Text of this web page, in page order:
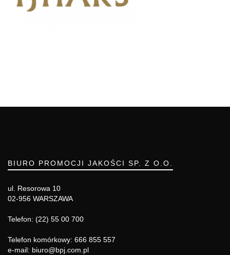
BIURO PROMOCJI JAKOŚCI SP. Z O.O.
ul. Resorowa 10
02-956 WARSZAWA
Telefon: (22) 55 00 700
Telefon komórkowy: 666 855 557
e-mail: biuro@bpj.com.pl